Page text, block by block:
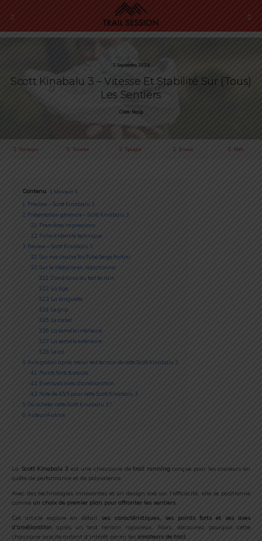
2 Septembre 2024
Scott Kinabalu 3 – Vitesse Et Stabilité Sur (tous)
Les Sentiers
Cédric Masip
Partager Tweeter Épingler E-mail SMS
Contenu Masquer
1
Preview – Scott Kinabalu 3
2 Présentation générale – Scott Kinabalu 3
2.1
Premières impressions
2.2 Fiche d’identité technique
3 Review – Scott Kinabalu 3
3.1 Sur ma chaîne YouTube Serge Fortini
3.2 Sur le Webzine en rédactionnel
3.2.1 Conditions du test terrain
3.2.2 La tige
3.2.3 La languette
3.2.4 Le grip
3.2.5 Le rocker
3.2.6 La semelle intérieure
3.2.7 La semelle extérieure
3.2.8 Le col
4 Avis global après retour test terrain de cette Scott Kinabalu 3
4.1
Points forts & atouts
4.2 Éventuels axes d’amélioration
4.3 Note de 4,5/5 pour cette Scott Kinabalu 3
5 Où acheter cette Scott Kinabalu 3 ?
6 Auteur/Autrice
La Scott Kinabalu 3 est une chaussure detrail running conçue pour les coureurs en
quête de performance et de polyvalence.
Avec des technologies innovantes et un design axé sur l’efficacité, elle se positionne
comme un choix de premier plan pour affronter les sentiers.
Cet article explore en détail ses caractéristiques, ses points forts et ses axes
d’amélioration après un test terrain rigoureux. Alors, découvrez pourquoi cette
chaussure suscite autant d’intérêt parmi les amateurs de trail.